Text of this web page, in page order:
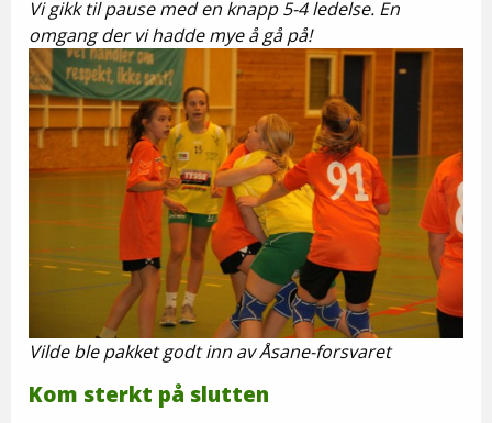
Vi gikk til pause med en knapp 5-4 ledelse. En
omgang der vi hadde mye å gå på!
Vilde ble pakket godt inn av Åsane-forsvaret
Kom sterkt på slutten